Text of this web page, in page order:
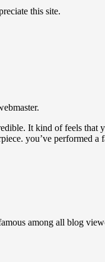
this site.
It kind of feels that
you’ve performed a
among all blog